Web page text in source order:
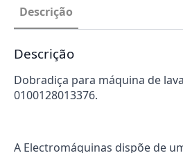
Descrição
Descrição
Dobradiça para máquina de
0100128013376.
A Electromáquinas dispõe de